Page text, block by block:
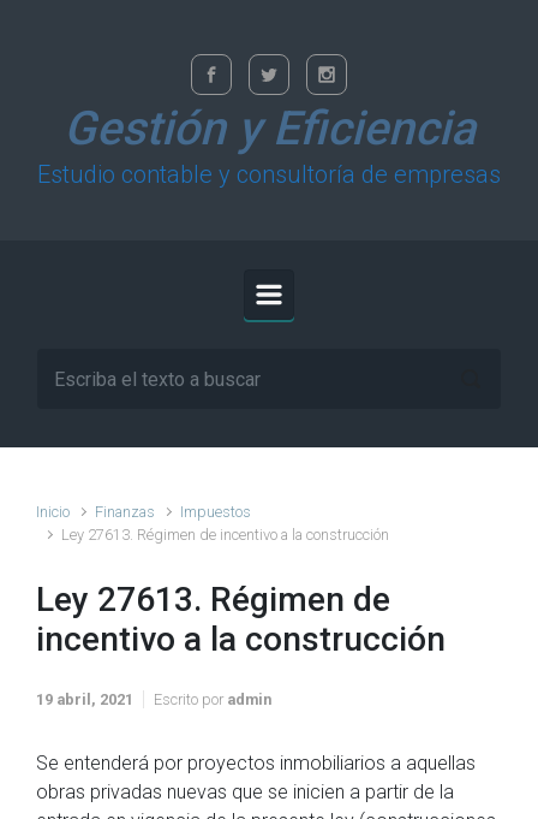
Gestión y Eficiencia
Estudio contable y consultoría de empresas
Inicio Finanzas
Impuestos
Ley 27613. Régimen de incentivo a la construcción
Ley 27613. Régimen de
incentivo a la construcción
19 abril, 2021 Escrito por admin
Se entenderá por proyectos inmobiliarios a aquellas
obras privadas nuevas que se inicien a partir de la